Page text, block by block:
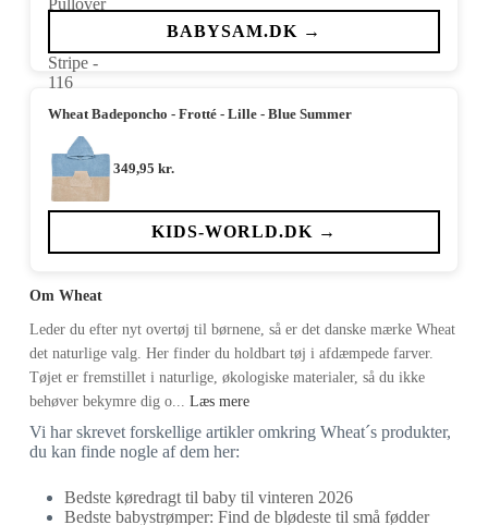
pris
var:
pris
er:
BABYSAM.DK →
Wheat Badeponcho - Frotté - Lille - Blue Summer
349,95 kr.
KIDS-WORLD.DK →
Om Wheat
Leder du efter nyt overtøj til børnene, så er det danske mærke Wheat
det naturlige valg. Her finder du holdbart tøj i afdæmpede farver.
Tøjet er fremstillet i naturlige, økologiske materialer, så du ikke
behøver bekymre dig o... Læs mere
Vi har skrevet forskellige artikler omkring Wheat´s produkter,
du kan finde nogle af dem her:
Bedste køredragt til baby til vinteren 2026
Bedste babystrømper: Find de blødeste til små fødder